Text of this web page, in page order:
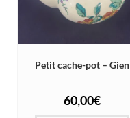
Petit cache-pot – Gien
60,00€